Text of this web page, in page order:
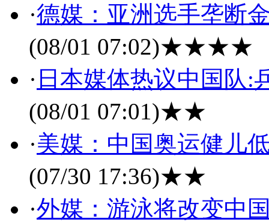
·德媒：亚洲选手垄断
(08/01 07:02)★★★★
· 日本媒体热议中国队:
(08/01 07:01)★★
·美媒：中国奥运健儿
(07/30 17:36)★★
·外媒：游泳将改变中